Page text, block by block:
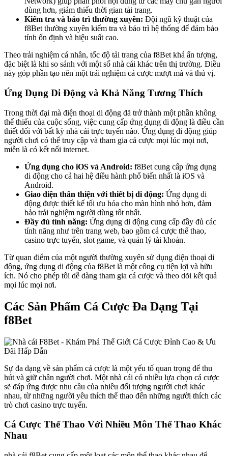
dùng hơn, giảm thiểu thời gian tải trang.
Kiểm tra và bảo trì thường xuyên: Đội ngũ kỹ thuật của
f8Bet thường xuyên kiểm tra và bảo trì hệ thống để đảm bảo
tính ổn định và hiệu suất cao.
Theo trải nghiệm cá nhân, tốc độ tải trang của f8Bet khá ấn tượng,
đặc biệt là khi so sánh với một số nhà cái khác trên thị trường. Điều
này góp phần tạo nên một trải nghiệm cá cược mượt mà và thú vị.
Ứng Dụng Di Động và Khả Năng Tương Thích
Trong thời đại mà điện thoại di động đã trở thành một phần không
thể thiếu của cuộc sống, việc cung cấp ứng dụng di động là điều cần
thiết đối với bất kỳ nhà cái trực tuyến nào. Ứng dụng di động giúp
người chơi có thể truy cập và tham gia cá cược mọi lúc mọi nơi,
miễn là có kết nối internet.
Ứng dụng cho iOS và Android: f8Bet cung cấp ứng dụng
di động cho cả hai hệ điều hành phổ biến nhất là iOS và
Android.
Giao diện thân thiện với thiết bị di động: Ứng dụng di
động được thiết kế tối ưu hóa cho màn hình nhỏ hơn, đảm
bảo trải nghiệm người dùng tốt nhất.
Đầy đủ tính năng: Ứng dụng di động cung cấp đầy đủ các
tính năng như trên trang web, bao gồm cá cược thể thao,
casino trực tuyến, slot game, và quản lý tài khoản.
Từ quan điểm của một người thường xuyên sử dụng điện thoại di
động, ứng dụng di động của f8Bet là một công cụ tiện lợi và hữu
ích. Nó cho phép tôi dễ dàng tham gia cá cược và theo dõi kết quả
mọi lúc mọi nơi.
Các Sản Phẩm Cá Cược Đa Dạng Tại
f8Bet
Sự đa dạng về sản phẩm cá cược là một yếu tố quan trọng để thu
hút và giữ chân người chơi. Một nhà cái có nhiều lựa chọn cá cược
sẽ đáp ứng được nhu cầu của nhiều đối tượng người chơi khác
nhau, từ những người yêu thích thể thao đến những người thích các
trò chơi casino trực tuyến.
Cá Cược Thể Thao Với Nhiều Môn Thể Thao Khác
Nhau